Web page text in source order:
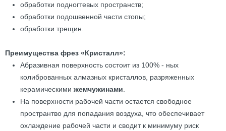
обработки подногтевых пространств;
обработки подошвенной части стопы;
обработки трещин.
Преимущества фрез «Кристалл»:
Абразивная поверхность состоит из 100% - ных
колиброванных алмазных кристаллов, разряженных
керамическими жемчужинами
На поверхности рабочей части остается свободное
пространтво для попадания воздуха, что обеспечивает
охлаждение рабочей части и сводит к минимуму риск